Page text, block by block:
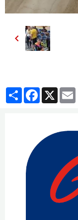
PartagerFacebook
X